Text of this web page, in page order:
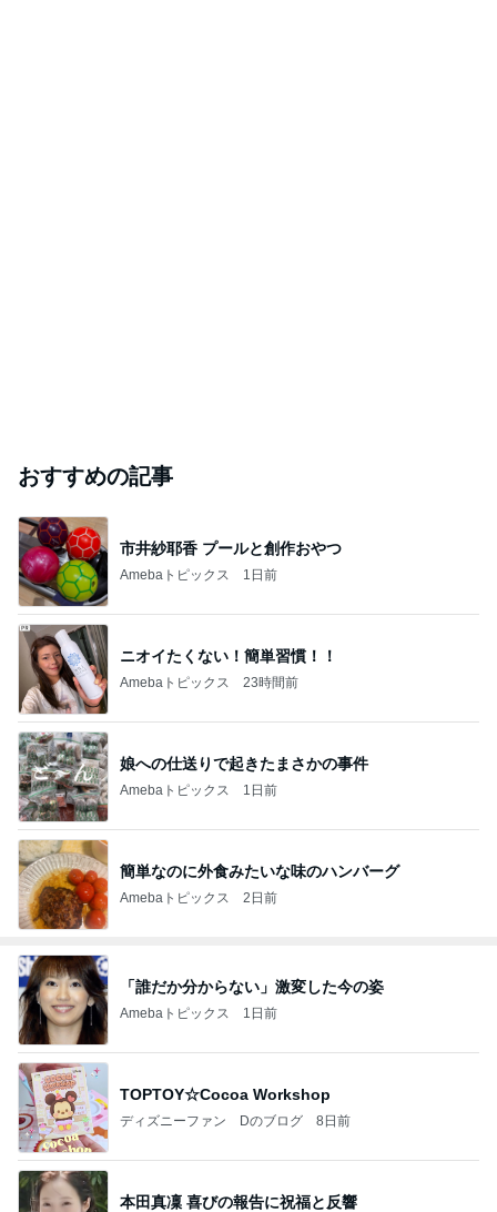
おすすめの記事
市井紗耶香 プールと創作おやつ
Amebaトピックス 1日前
ニオイたくない！簡単習慣！！
Amebaトピックス 23時間前
娘への仕送りで起きたまさかの事件
Amebaトピックス 1日前
簡単なのに外食みたいな味のハンバーグ
Amebaトピックス 2日前
「誰だか分からない」激変した今の姿
Amebaトピックス 1日前
TOPTOY☆Cocoa Workshop
ディズニーファン Dのブログ 8日前
本田真凜 喜びの報告に祝福と反響